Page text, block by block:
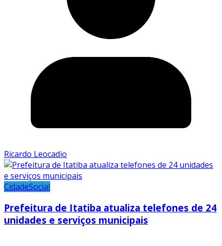
Ricardo Leocadio
CidadeSocial
Prefeitura de Itatiba atualiza telefones de 24
unidades e serviços municipais